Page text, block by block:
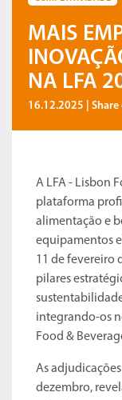
MAIS
NA LFA
16.12.2025 | Share
A LFA - Lisbon
plataforma
alimentação e
equipamentos
11 de fevereiro
pilares
integrando-os
Food &
As
dezembro,